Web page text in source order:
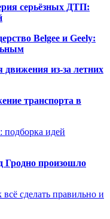
серьёзных ДТП:
Belgee и Geely:
движения из-за летних
транспорта в
подборка идей
Гродно произошло
сделать правильно и